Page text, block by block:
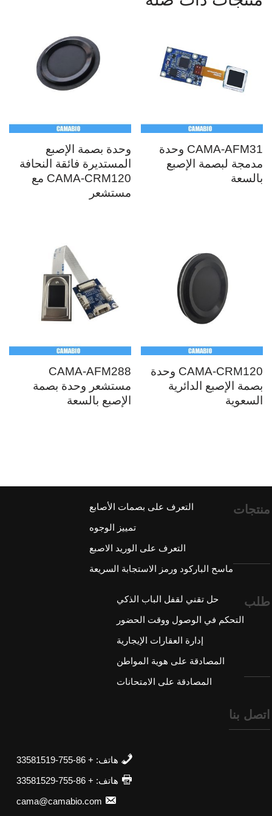
CAMA-AFM31 وحدة
مدمجة لبصمة الإصبع
بالسعة
وحدة بصمة الإصبع
المستديرة فائقة النحافة
CAMA-CRM120 مع
مستشعر
CAMA-CRM120 وحدة
بصمة الإصبع الدائرية
السعوية
CAMA-AFM288
مستشعر وحدة بصمة
الإصبع بالسعة
منتجات
التعرف على بصمات الأصابع
تمييز الوجوه
التعرف على الوريد الاصبع
ماسح الباركود ورمز الاستجابة السريعة
طلب
حل تقني لقفل الباب الذكي
التحكم في الوصول ووقت الحضور
إدارة العقارات الإيجارية
المصادقة على هوية المواطن
المصادقة على الامتحانات
اتصل بنا
هاتف: + 86-755-33581519
هاتف: + 86-755-33581529